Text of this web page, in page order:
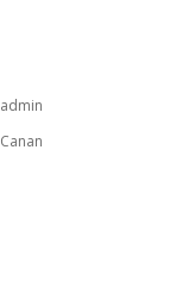
admin
Canan